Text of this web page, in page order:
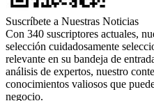
Suscríbete a Nuestras Noticias
Con 340 suscriptores actuales,
selección cuidadosamente
relevante en su bandeja de
análisis de expertos, nuestro
conocimientos valiosos que
negocio.